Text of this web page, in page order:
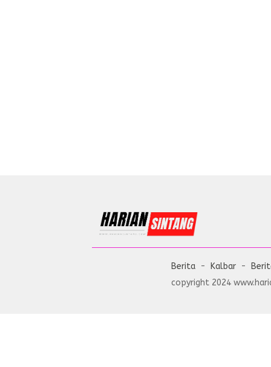
Berita Kalbar
copyright 2024